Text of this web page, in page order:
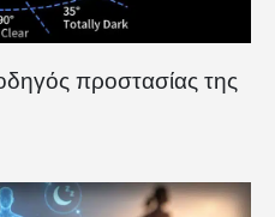
προστασίας της